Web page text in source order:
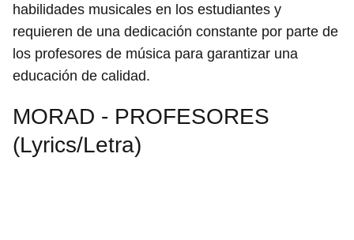
habilidades musicales en los estudiantes y
requieren de una dedicación constante por parte de
los profesores de música para garantizar una
educación de calidad.
MORAD - PROFESORES
(Lyrics/Letra)